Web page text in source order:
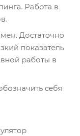
Работа в
Достаточно
показатель
работы в
себя